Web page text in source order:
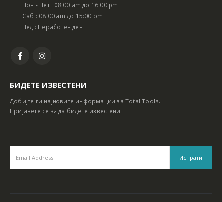
Батериски сет Ротирачки Чекан и Бормашина 20V
Пон - Пет : 08:00 am до 16:00 pm
Саб : 08:00 am до 15:00 pm
Нед : Неработен ден
БИДЕТЕ ИЗВЕСТЕНИ
Добијте ги најновите информации за Total Tools.
Пријавете се за да бидете известени.